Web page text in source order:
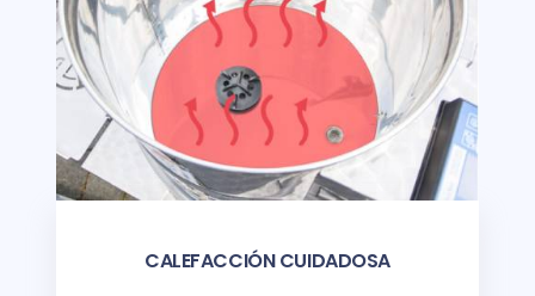
CALEFACCIÓN CUIDADOSA​